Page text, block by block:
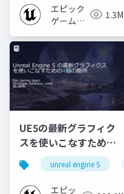
2024]
エピック
ゲームズ
1.3M
UE5の最新グラフィク
スを使いこなすための4
個の勘所
[CEDEC+KYUSHU
2023]
unreal engine 5
エピッ